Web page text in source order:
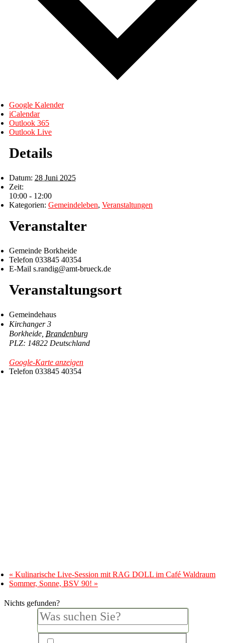
Google Kalender
iCalendar
Outlook 365
Outlook Live
Details
Datum: 28 Juni 2025
Zeit:
10:00 - 12:00
Kategorien: Gemeindeleben, Veranstaltungen
Veranstalter
Gemeinde Borkheide
Telefon 033845 40354
E-Mail s.randig@amt-brueck.de
Veranstaltungsort
Gemeindehaus
Kirchanger 3
Borkheide Brandenburg
14822 Deutschland
Google-Karte anzeigen
Telefon 033845 40354
« Kulinarische Live-Session mit RAG DOLL im Café Waldraum
Sommer, Sonne, BSV 90! »
Nichts gefunden?